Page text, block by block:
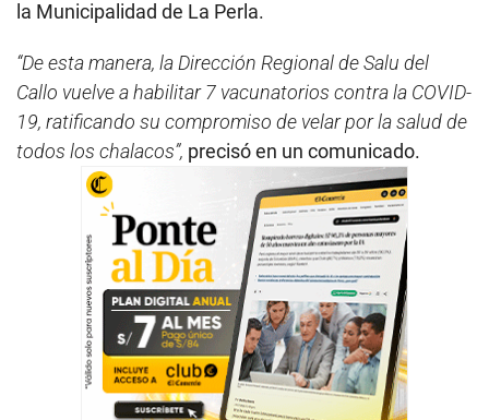
la Municipalidad de La Perla.
“De esta manera, la Dirección Regional de Salu del
Callo vuelve a habilitar 7 vacunatorios contra la COVID-
19, ratificando su compromiso de velar por la salud de
todos los chalacos”, precisó en un comunicado.